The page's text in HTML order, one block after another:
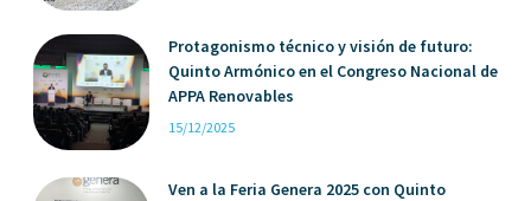
Protagonismo técnico y visión de futuro:
Quinto Armónico en el Congreso Nacional de
APPA Renovables
15/12/2025
Ven a la Feria Genera 2025 con Quinto